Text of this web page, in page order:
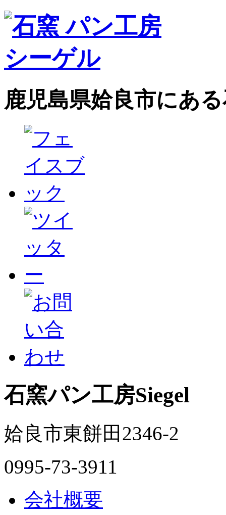
鹿児島県姶良市にあ
石窯パン工房Siegel
姶良市東餅田2346-2
0995-73-3911
会社概要